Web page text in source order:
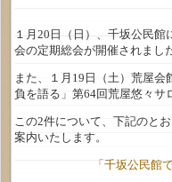
１月20日（日）、千坂公民
会の定期総会が開催されまし
また、１月19日（土）荒屋
負を語る」第64回荒屋悠々サ
この2件について、下記のと
案内いたします。
「千坂公民館